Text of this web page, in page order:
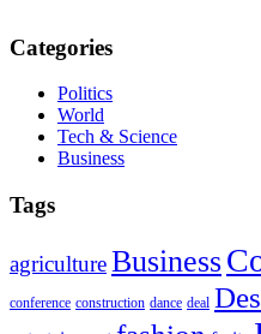
Categories
Politics
World
Tech & Science
Business
Tags
agricultureBusiness
conference construction dance deal